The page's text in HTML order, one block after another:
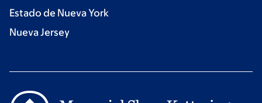
Estado de Nueva York
Nueva Jersey